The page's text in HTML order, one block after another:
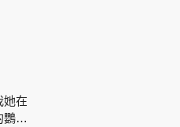
她在
鸚鵡